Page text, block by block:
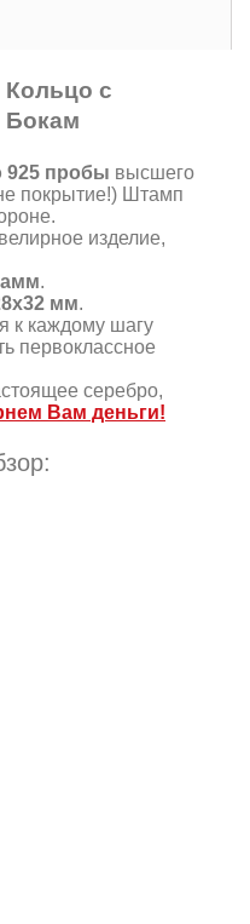
с
Бокам
925 пробы высшего
покрытие!) Штамп
изделие,
.
мм.
к каждому шагу
первоклассное
серебро,
Вам деньги!